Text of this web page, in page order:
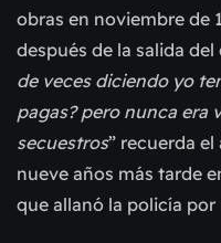
obras en noviembre de
después de la salida del
de veces diciendo yo
pagas? pero nunca era
secuestros” recuerda
nueve años más tarde
que allanó la policía por